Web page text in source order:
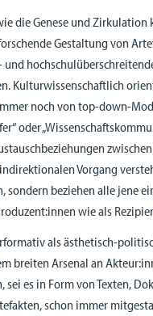
die Genese und
Gestaltung von
und
Kulturwissenschaftlich
noch von top-down-
oder
Vorgang
sondern beziehen alle jene
wie als
als ästhetisch-
breiten Arsenal an
es in Form von Texten,
schon immer